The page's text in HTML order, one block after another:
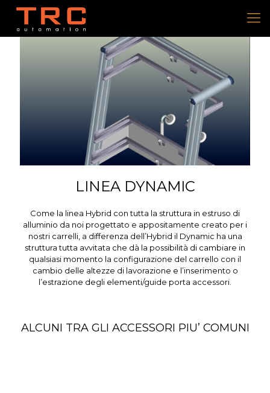
LINEA DYNAMIC
Come la linea Hybrid con tutta la struttura in estruso di
alluminio da noi progettato e appositamente creato per i
nostri carrelli, a differenza dell’Hybrid il Dynamic ha una
struttura tutta avvitata che dà la possibilità di cambiare in
qualsiasi momento la configurazione del carrello con il
cambio delle altezze di lavorazione e l’inserimento o
l’estrazione degli elementi/guide porta accessori.
ALCUNI TRA GLI ACCESSORI PIU’ COMUNI